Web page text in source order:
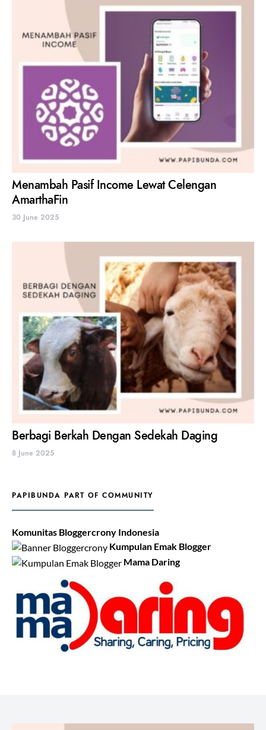
Menambah Pasif Income Lewat Celengan
AmarthaFin
30 June 2025
Berbagi Berkah Dengan Sedekah Daging
8 June 2025
PAPIBUNDA PART OF COMMUNITY
Komunitas Bloggercrony Indonesia
Kumpulan Emak Blogger
Mama Daring